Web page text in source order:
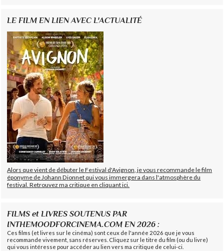
LE FILM EN LIEN AVEC L'ACTUALITÉ
Alors que vient de débuter le Festival d'Avignon, je vous recommande le film
éponyme de Johann Dionnet qui vous immergera dans l'atmosphère du
festival. Retrouvez ma critique en cliquant ici.
FILMS et LIVRES SOUTENUS PAR
INTHEMOODFORCINEMA.COM EN 2026 :
Ces films (et livres sur le cinéma) sont ceux de l'année 2026 que je vous
recommande vivement, sans réserves. Cliquez sur le titre du film (ou du livre)
qui vous intéresse pour accéder au lien vers ma critique de celui-ci.